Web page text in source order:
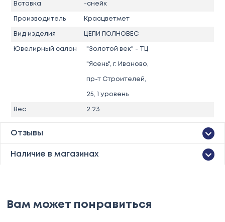
Вставка -снейк
Производитель Красцветмет
Вид изделия ЦЕПИ ПОЛНОВЕС
Ювелирный салон "Золотой век" - ТЦ
"Ясень", г. Иваново,
пр-т Строителей,
25, 1 уровень
Вес 2.23
Отзывы
Наличие в магазинах
Вам может понравиться